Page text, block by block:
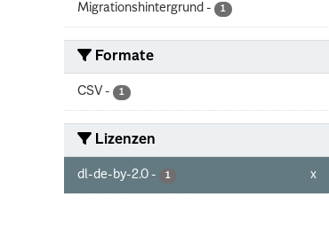
Migrationshintergrund - 1
Formate
CSV - 1
Lizenzen
dl-de-by-2.0 - 1 x